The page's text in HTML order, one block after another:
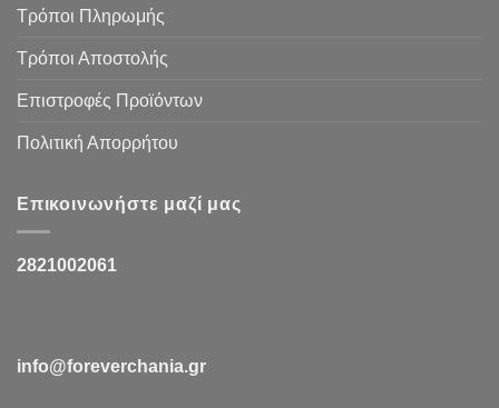
Τρόποι Πληρωμής
Τρόποι Αποστολής
Επιστροφές Προϊόντων
Πολιτική Απορρήτου
Επικοινωνήστε μαζί μας
2821002061
info@foreverchania.gr